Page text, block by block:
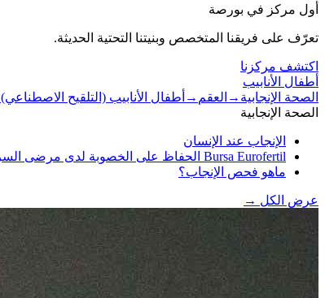
أول مركز في بورصة
تعرّف على فريقنا المتخصص وبنيتنا التحتية الحديثة.
اكتشف مركزنا
أطفال الأنابيب
الصحة الإنجابية → العقم → أطفال الأنابيب (التلقيح الاصطناعي)
الصحة الإنجابية
الإنجاب عند الإنسان
Bursa Eurofertil الحفاظ على الخصوبة لدى مرضى السرطان في
ماهو فحص الإنجاب؟
عرض الكل →